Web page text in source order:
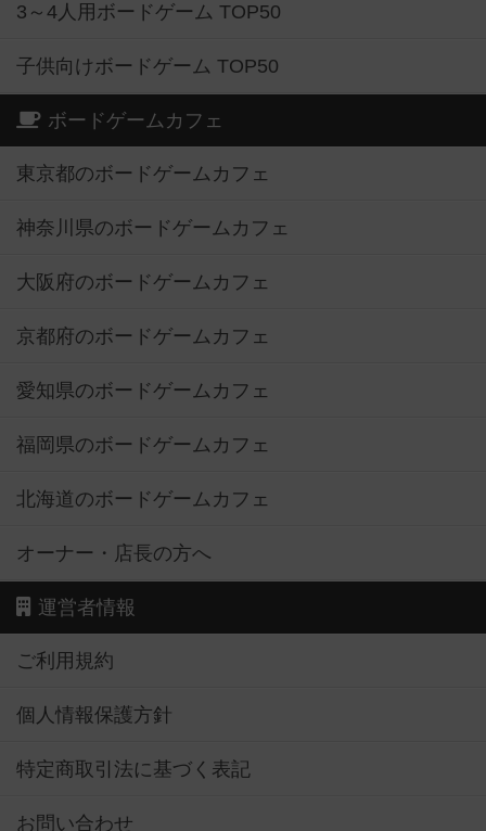
3～4人用ボードゲーム TOP50
子供向けボードゲーム TOP50
ボードゲームカフェ
東京都のボードゲームカフェ
神奈川県のボードゲームカフェ
大阪府のボードゲームカフェ
京都府のボードゲームカフェ
愛知県のボードゲームカフェ
福岡県のボードゲームカフェ
北海道のボードゲームカフェ
オーナー・店長の方へ
運営者情報
ご利用規約
個人情報保護方針
特定商取引法に基づく表記
お問い合わせ